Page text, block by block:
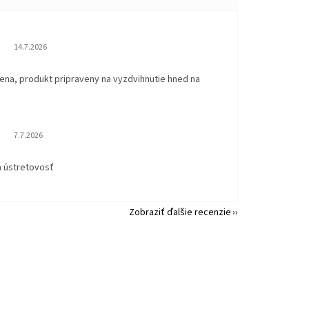
Hodnotenie obchodu je 5 z 5 hviezdičiek.
14.7.2026
produkt pripraveny na vyzdvihnutie hned na
Hodnotenie obchodu je 5 z 5 hviezdičiek.
7.7.2026
ústretovosť
Zobraziť ďalšie recenzie